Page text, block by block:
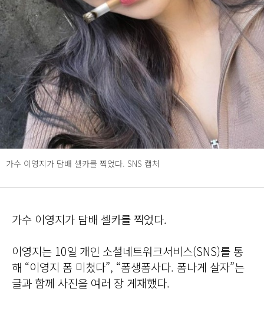
가수 이영지가 담배 셀카를 찍었다. SNS 캡처
가수 이영지가 담배 셀카를 찍었다.
이영지는 10일 개인 소셜네트워크서비스(SNS)를 통
해 “이영지 폼 미쳤다”, “폼생폼사다. 폼나게 살자”는
글과 함께 사진을 여러 장 게재했다.